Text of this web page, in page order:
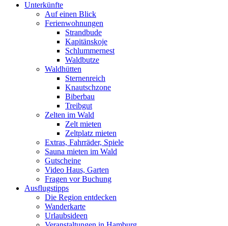
Unterkünfte
Auf einen Blick
Ferienwohnungen
Strandbude
Kapitänskoje
Schlummernest
Waldbutze
Waldhütten
Sternenreich
Knautschzone
Biberbau
Treibgut
Zelten im Wald
Zelt mieten
Zeltplatz mieten
Extras, Fahrräder, Spiele
Sauna mieten im Wald
Gutscheine
Video Haus, Garten
Fragen vor Buchung
Ausflugstipps
Die Region entdecken
Wanderkarte
Urlaubsideen